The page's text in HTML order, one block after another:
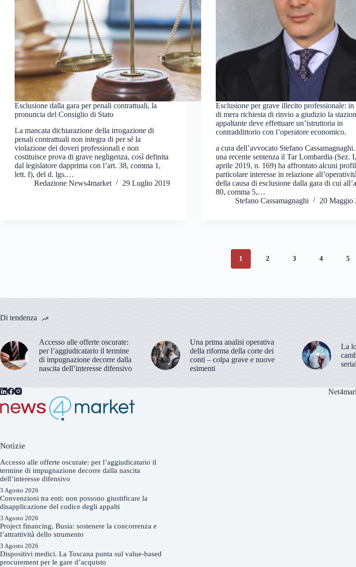
Esclusione dalla gara per penali contrattuali, la
pronuncia del Consiglio di Stato
La mancata dichiarazione della irrogazione di
penali contrattuali non integra di per sé la
violazione dei doveri professionali e non
costituisce prova di grave negligenza, così definita
dal legislatore dapprima con l’art. 38, comma 1,
lett. f), del d. lgs.…
Redazione News4market
29 Luglio 2019
Esclusione per grave illecito professionale: in
di mera richiesta di rinvio a giudizio la
appaltante deve effettuare un’istruttoria in
contraddittorio con l’operatore economico.
a cura dell’avvocato Stefano
una recente sentenza il Tar Lombardia (Sez.
aprile 2019, n. 169) ha affrontato alcuni
particolare interesse in relazione
della causa di esclusione dalla gara di cui
80, comma 5,…
Stefano Cassamagnaghi
20 Maggio
1 2 3 4 5
Di tendenza
Accesso alle offerte oscurate:
per l’aggiudicatario il termine
di impugnazione decorre dalla
nascita dell’interesse difensivo
Una prima analisi operativa
della riforma della corte dei
conti – colpa grave e nuove
esimenti
La
Notizie
Accesso alle offerte oscurate: per l’aggiudicatario il
termine di impugnazione decorre dalla nascita
dell’interesse difensivo
3 Agosto 2026
Convenzioni tra enti: non possono giustificare la
disapplicazione del codice degli appalti
3 Agosto 2026
Project financing, Busia: sostenere la concorrenza e
l’attrattività dello strumento
3 Agosto 2026
Dispositivi medici. La Toscana punta sul value-based
procurement per le gare d’acquisto